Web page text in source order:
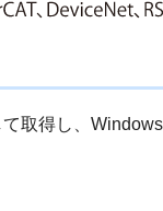
取得し、